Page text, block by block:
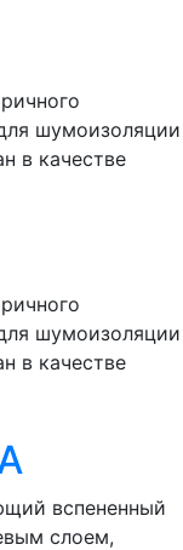
шумоизоляции
в качестве
шумоизоляции
в качестве
вспененный
слоем,